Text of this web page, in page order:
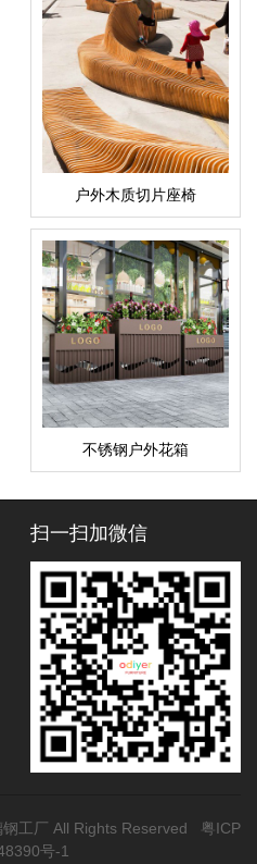
户外木质切片座椅
不锈钢户外花箱
扫一扫加微信
工厂 All Rights Reserved
粤ICP
号-1